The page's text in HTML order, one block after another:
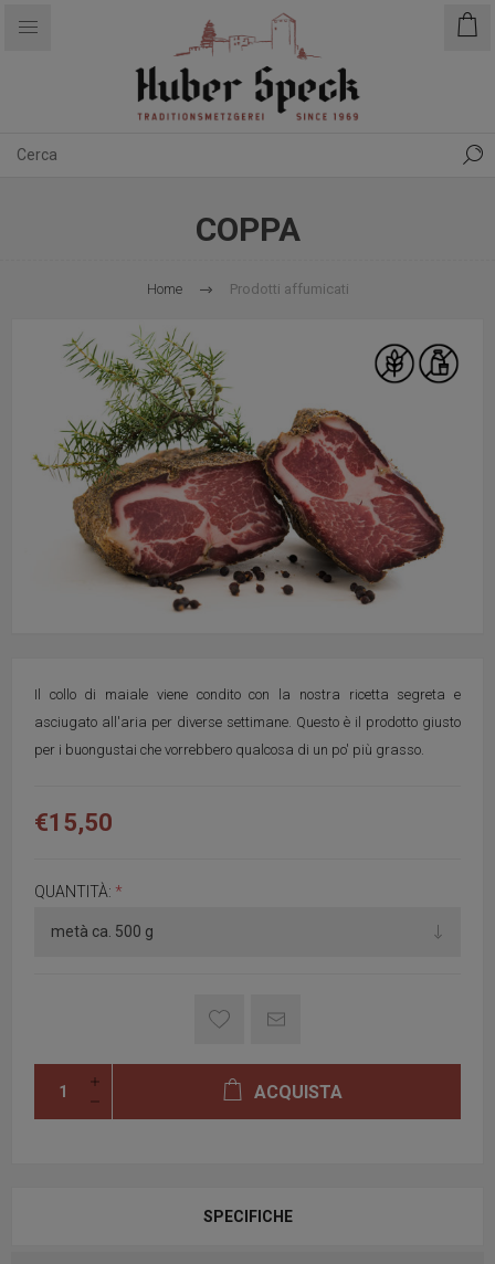
COPPA
Home Prodotti affumicati
Il collo di maiale viene condito con la nostra ricetta segreta e
asciugato all'aria per diverse settimane. Questo è il prodotto giusto
per i buongustai che vorrebbero qualcosa di un po' più grasso.
€15,50
QUANTITÀ: *
ACQUISTA
SPECIFICHE